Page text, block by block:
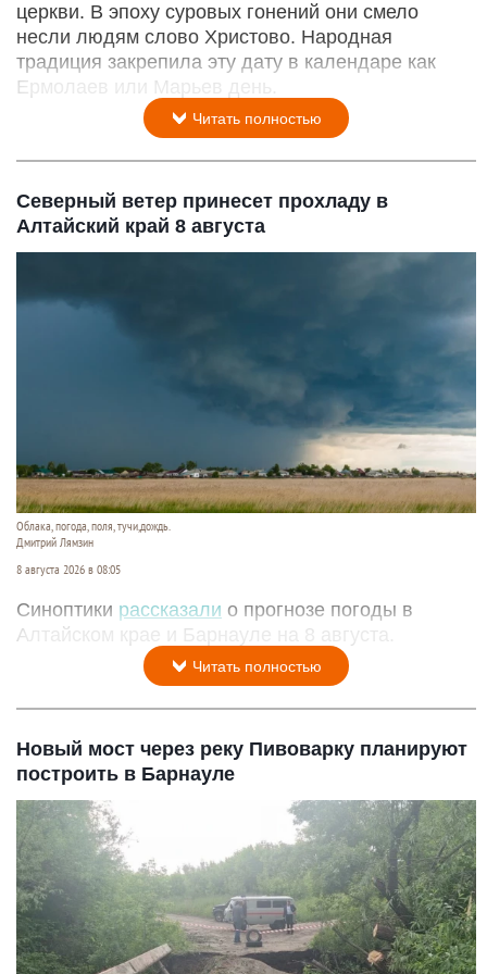
церкви. В эпоху суровых гонений они смело
несли людям слово Христово. Народная
традиция закрепила эту дату в календаре как
Ермолаев или Марьев день.
Читать полностью
Северный ветер принесет прохладу в
Алтайский край 8 августа
Облака, погода, поля, тучи,дождь.
Дмитрий Лямзин
8 августа 2026 в 08:05
Синоптики рассказали о прогнозе погоды в
Алтайском крае и Барнауле на 8 августа.
Читать полностью
Новый мост через реку Пивоварку планируют
построить в Барнауле